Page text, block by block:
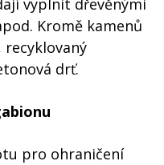
vyplnit dřevěnými
Kromě kamenů
recyklovaný
drť.
pro ohraničení